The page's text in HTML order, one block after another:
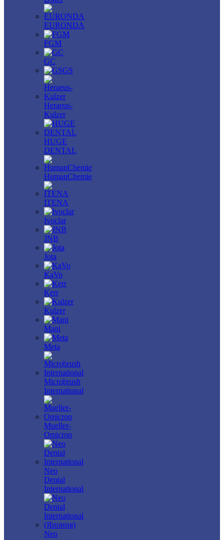
EURONDA
FGM
GC
GS
Heraeus-
Kulzer
HUGE
DENTAL
HumanChemie
ITENA
Ivoclar
JNB
Jota
KaVo
Kerr
Kulzer
Mani
Meta
Microbrush
International
Mueller-
Omicron
Neo
Dental
International
Neo